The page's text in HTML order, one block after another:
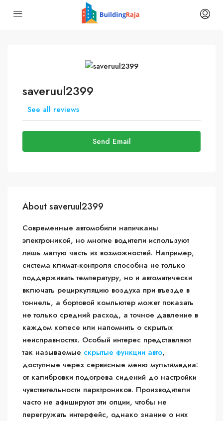
saveruul2399
See all reviews
Send Email
About saveruul2399
Современные автомобили напичканы
электроникой, но многие водители используют
лишь малую часть их возможностей. Например,
система климат-контроля способна не только
поддерживать температуру, но и автоматически
включать рециркуляцию воздуха при въезде в
тоннель, а бортовой компьютер может показать
не только средний расход, а точное давление в
каждом колесе или напомнить о скрытых
неисправностях. Особый интерес представляют
так называемые скрытые функции авто,
доступные через сервисные меню мультимедиа:
от калибровки подогрева сидений до настройки
чувствительности парктроников. Производители
часто не афишируют эти опции, чтобы не
перегружать интерфейс, однако знание о них